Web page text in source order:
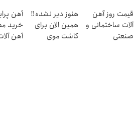
🔰
قیمت روز آهن
آلات ساختمانی و
صنعتی
هنوز دیر نشده‼️
همین الان برای
کاشت موی
آهن
خرید
آهن